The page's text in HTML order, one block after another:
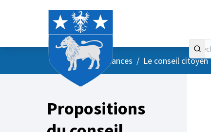
AccueilMenu principal
/ Vos instances / Le conseil citoyen
Propositions